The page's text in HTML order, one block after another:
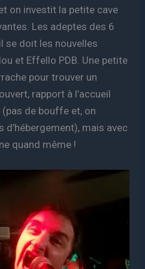
on investit la petite cave
Les adeptes des 6
se doit les nouvelles
et Effello PDB. Une petite
pour trouver un
rapport à l’accueil
de bouffe et, on
d’hébergement), mais avec
quand même !